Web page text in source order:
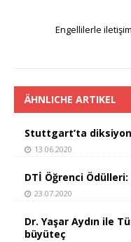
Engellilerle
ÄHNLICHE ARTIKEL
Stuttgart’ta
13.06.2020
DTİ Öğrenci
23.07.2020
Dr. Yaşar Aydın ile
büyüteç